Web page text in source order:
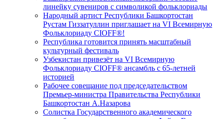
линейку сувениров с символикой фольклориады
Народный артист Республики Башкортостан
Рустам Гиззатуллин приглашает на VI Всемирную
Фольклориаду CIOFF®️!
Республика готовится принять масштабный
культурный фестиваль
Узбекистан привезёт на VI Всемирную
Фольклориаду CIOFF®️ ансамбль с 65-летней
историей
Рабочее совещание под председательством
Премьер-министра Правительства Республики
Башкортостан А.Назарова
Солистка Государственного академического